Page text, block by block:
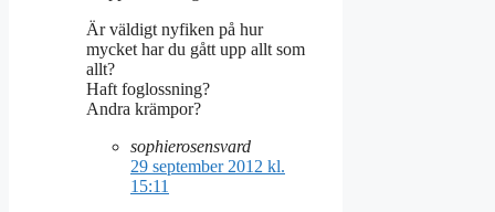
Är väldigt nyfiken på hur
mycket har du gått upp allt som
allt?
Haft foglossning?
Andra krämpor?
sophierosensvard
29 september 2012 kl.
15:11